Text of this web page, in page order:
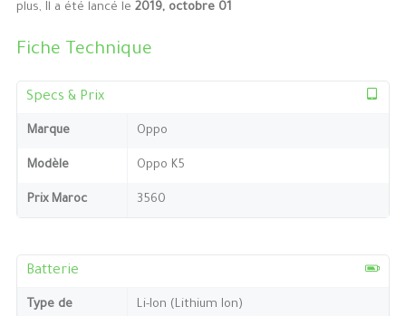
plus, Il a été lancé le 2019, octobre 01
Fiche Technique
Specs & Prix
Marque Oppo
Modèle Oppo K5
Prix Maroc 3560
Batterie
Type de
Li-Ion (Lithium Ion)